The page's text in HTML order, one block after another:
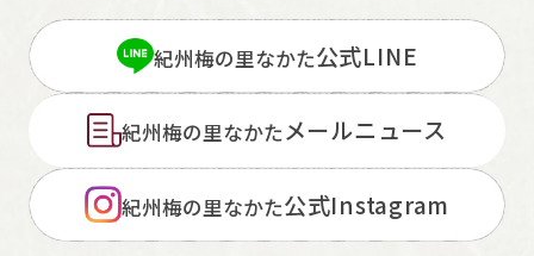
紀州梅の里なかた公式LINE
紀州梅の里なかたメールニュース
紀州梅の里なかた公式Instagram